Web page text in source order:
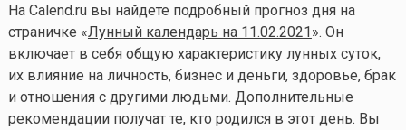
На Calend.ru вы найдете подробный прогноз дня на
страничке «Лунный календарь на 11.02.2021». Он
включает в себя общую характеристику лунных суток,
их влияние на личность, бизнес и деньги, здоровье, брак
и отношения с другими людьми. Дополнительные
рекомендации получат те, кто родился в этот день. Вы